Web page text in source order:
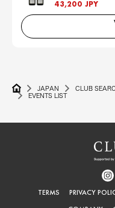
43,200 JPY
JAPAN CLUB
EVENTS LIST
TERMS PRIVACY